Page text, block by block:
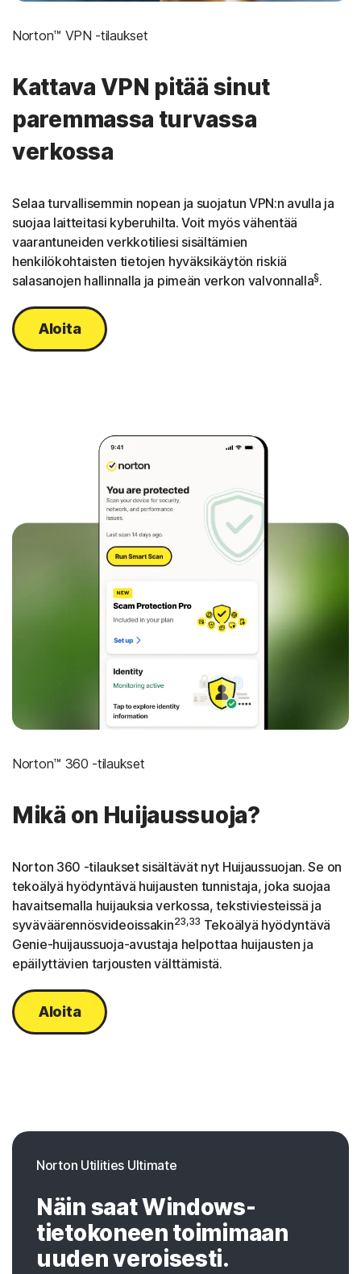
Norton™ VPN -tilaukset
Kattava VPN pitää sinut
paremmassa turvassa
verkossa
Selaa turvallisemmin nopean ja suojatun VPN:n avulla ja
suojaa laitteitasi kyberuhilta. Voit myös vähentää
vaarantuneiden verkkotiliesi sisältämien
henkilökohtaisten tietojen hyväksikäytön riskiä
salasanojen hallinnalla ja pimeän verkon valvonnalla§.
Aloita
Norton™ 360 -tilaukset
Mikä on Huijaussuoja?
Norton 360 -tilaukset sisältävät nyt Huijaussuojan. Se on
tekoälyä hyödyntävä huijausten tunnistaja, joka suojaa
havaitsemalla huijauksia verkossa, tekstiviesteissä ja
syväväärennösvideoissakin23,33 Tekoälyä hyödyntävä
Genie-huijaussuoja-avustaja helpottaa huijausten ja
epäilyttävien tarjousten välttämistä.
Aloita
Norton Utilities Ultimate
Näin saat Windows-
tietokoneen toimimaan
uuden veroisesti.